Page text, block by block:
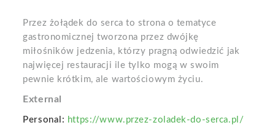
Przez żołądek do serca to strona o tematyce
gastronomicznej tworzona przez dwójkę
miłośników jedzenia, którzy pragną odwiedzić jak
najwięcej restauracji ile tylko mogą w swoim
pewnie krótkim, ale wartościowym życiu.
External
Personal: https://www.przez-zoladek-do-serca.pl/